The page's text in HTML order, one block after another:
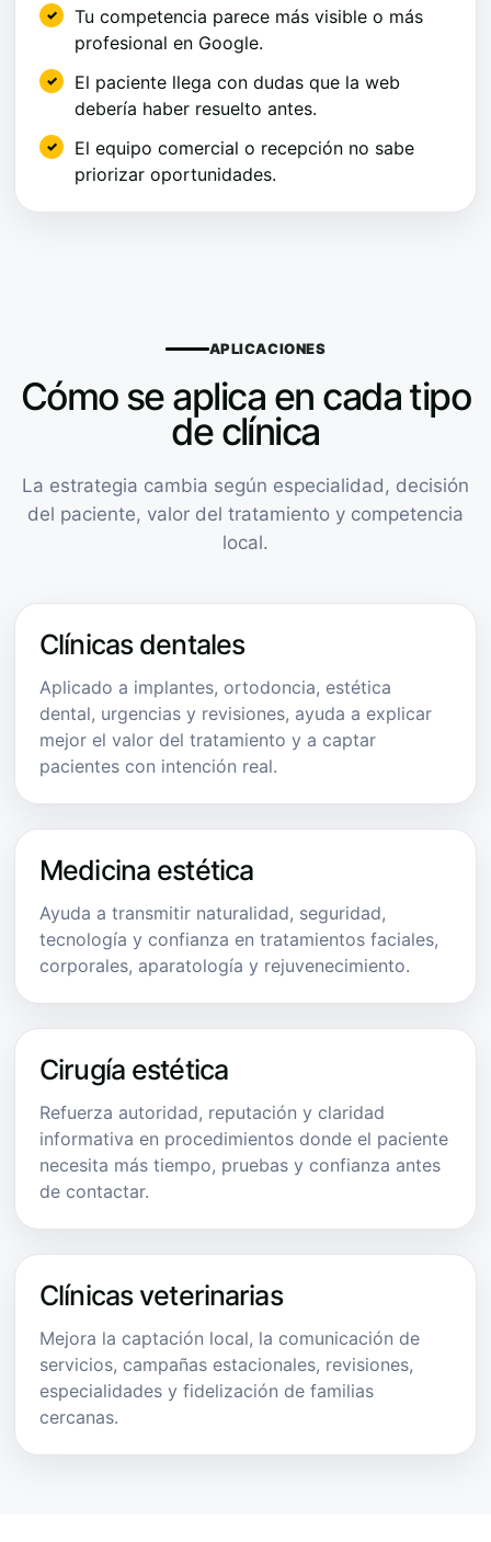
Tu competencia parece más visible o más
profesional en Google.
El paciente llega con dudas que la web
debería haber resuelto antes.
El equipo comercial o recepción no sabe
priorizar oportunidades.
APLICACIONES
Cómo se aplica en cada tipo
de clínica
La estrategia cambia según especialidad, decisión
del paciente, valor del tratamiento y competencia
local.
Clínicas dentales
Aplicado a implantes, ortodoncia, estética
dental, urgencias y revisiones, ayuda a explicar
mejor el valor del tratamiento y a captar
pacientes con intención real.
Medicina estética
Ayuda a transmitir naturalidad, seguridad,
tecnología y confianza en tratamientos faciales,
corporales, aparatología y rejuvenecimiento.
Cirugía estética
Refuerza autoridad, reputación y claridad
informativa en procedimientos donde el paciente
necesita más tiempo, pruebas y confianza antes
de contactar.
Clínicas veterinarias
Mejora la captación local, la comunicación de
servicios, campañas estacionales, revisiones,
especialidades y fidelización de familias
cercanas.